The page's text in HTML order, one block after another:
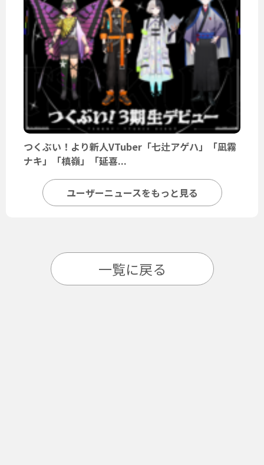
つくぶい！より新人VTuber「七辻アゲハ」「凪霧
ナキ」「槙嶺」「延喜...
ユーザーニュースをもっと見る
一覧に戻る